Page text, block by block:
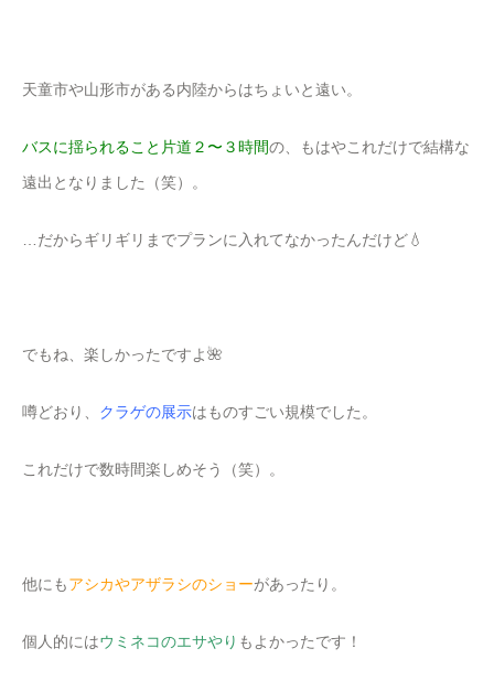
天童市や山形市がある内陸からはちょいと遠い。
バスに揺られること片道２〜３時間の、もはやこれだけで結構な
遠出となりました（笑）。
…だからギリギリまでプランに入れてなかったんだけど💧
でもね、楽しかったですよ🌺
噂どおり、 クラゲの展示はものすごい規模でした。
これだけで数時間楽しめそう（笑）。
他にもアシカやアザラシのショーがあったり。
個人的にはウミネコのエサやり もよかったです！